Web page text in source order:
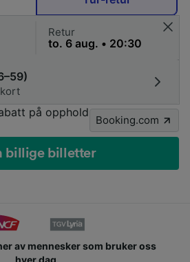
Retur
på opphold
Booking.com
billige billetter
av mennesker som bruker oss
hver dag